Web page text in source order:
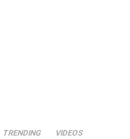
TRENDING VIDEOS